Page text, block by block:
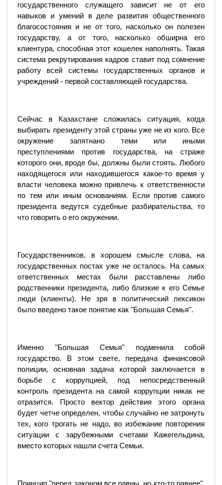
государственного служащего зависит не от его
навыков и умений в деле развития общественного
благосостояния и не от того, насколько он полезен
государству, а от того, насколько обширна его
клиентура, способная этот кошелек наполнять. Такая
система рекрутирования кадров ставит под сомнение
работу всей системы государственных органов и
учреждений - первой составляющей государства.
Сейчас в Казахстане сложилась ситуация, когда
выбирать президенту этой страны уже не из кого. Все
окружение запятнано теми или иными
преступлениями против государства, на страже
которого они, вроде бы, должны были стоять. Любого
находящегося или находившегося какое-то время у
власти человека можно привлечь к ответственности
по тем или иным основаниям. Если против самого
президента ведутся судебные разбирательства, то
что говорить о его окружении.
Государственников, в хорошем смысле слова, на
государственных постах уже не осталось. На самых
ответственных местах были расставлены либо
родственники президента, либо близкие к его Семье
люди (клиенты). Не зря в политический лексикон
было введено такое понятие как "Большая Семья".
Именно "Большая Семья" подменила собой
государство. В этом свете, передача финансовой
полиции, основная задача которой заключается в
борьбе с коррупцией, под непосредственный
контроль президента на самой коррупции никак не
отразится. Просто вектор действия этого органа
будет четче определен, чтобы случайно не затронуть
тех, кого трогать не надо, во избежание повторения
ситуации с зарубежными счетами Кажегельдина,
вместо которых нашли счета Семьи.
Принцип "перед законом все равны, но кто-то равнее",